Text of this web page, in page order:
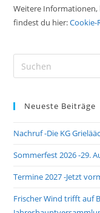
Weitere Informationen,
findest du hier:Cookie-
Neueste Beiträge
Nachruf -Die KG
Sommerfest 2026 -29.
Termine 2027 -Jetzt
Frischer Wind trifft auf